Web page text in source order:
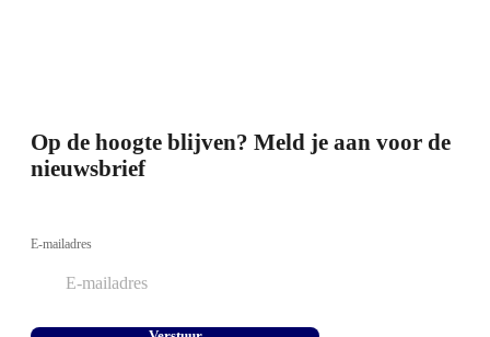
Op de hoogte blijven? Meld je aan voor de
nieuwsbrief
E-mailadres